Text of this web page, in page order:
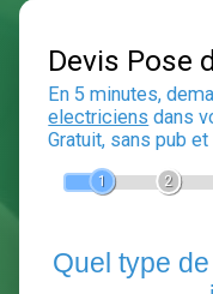
Devis
En 5 minutes,
Gratuit, sans